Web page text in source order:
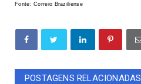
Fonte: Correio Braziliense
POSTAGENS RELACIONADAS